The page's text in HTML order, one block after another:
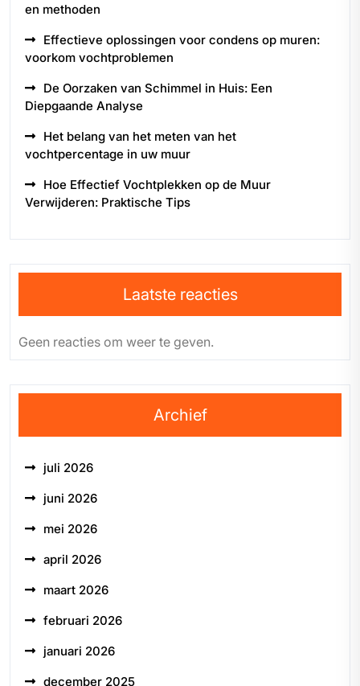
en methoden
Effectieve oplossingen voor condens op muren:
voorkom vochtproblemen
De Oorzaken van Schimmel in Huis: Een
Diepgaande Analyse
Het belang van het meten van het
vochtpercentage in uw muur
Hoe Effectief Vochtplekken op de Muur
Verwijderen: Praktische Tips
Laatste reacties
Geen reacties om weer te geven.
Archief
juli 2026
juni 2026
mei 2026
april 2026
maart 2026
februari 2026
januari 2026
december 2025